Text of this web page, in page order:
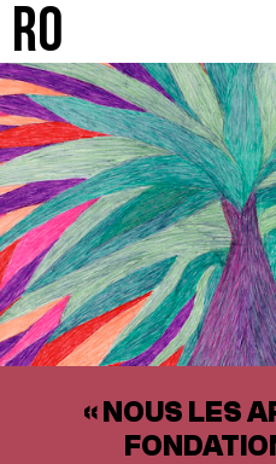
R0
« NOUS LES